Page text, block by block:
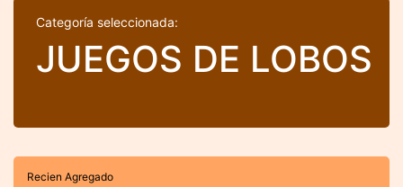
Categoría seleccionada:
JUEGOS DE LOBOS
Recien Agregado